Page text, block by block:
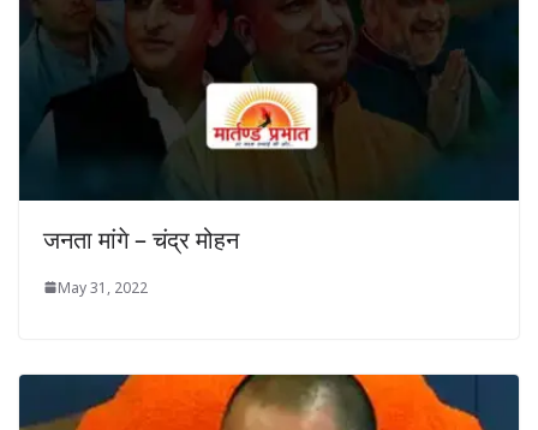
जनता मांगे – चंद्र मोहन
May 31, 2022